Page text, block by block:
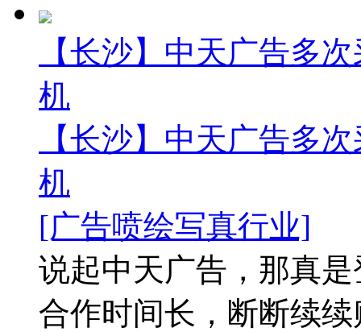
【长沙】中天广告多
机
【长沙】中天广告多
机
[广告喷绘写真行业]
说起中天广告，那真
合作时间长，断断续